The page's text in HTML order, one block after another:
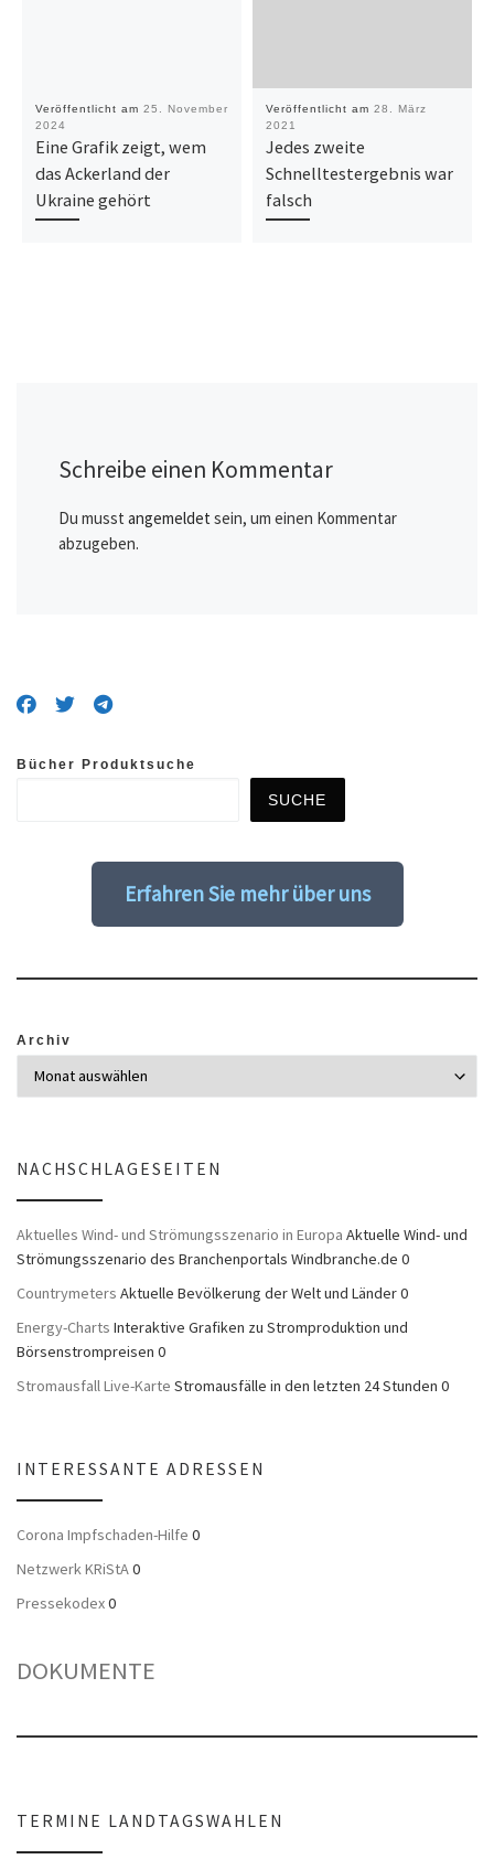
Veröffentlicht am 25. November
2024
Eine Grafik zeigt, wem
das Ackerland der
Ukraine gehört
Veröffentlicht am 28. März
2021
Jedes zweite
Schnelltestergebnis war
falsch
Schreibe einen Kommentar
Du musst angemeldet sein, um einen Kommentar
abzugeben.
Bücher Produktsuche
SUCHE
Erfahren Sie mehr über uns
Archiv
NACHSCHLAGESEITEN
Aktuelles Wind- und Strömungsszenario in Europa Aktuelle Wind- und
Strömungsszenario des Branchenportals Windbranche.de 0
Countrymeters Aktuelle Bevölkerung der Welt und Länder 0
Energy-Charts Interaktive Grafiken zu Stromproduktion und
Börsenstrompreisen 0
Stromausfall Live-Karte Stromausfälle in den letzten 24 Stunden 0
INTERESSANTE ADRESSEN
Corona Impfschaden-Hilfe 0
Netzwerk KRiStA0
Pressekodex0
DOKUMENTE
TERMINE LANDTAGSWAHLEN